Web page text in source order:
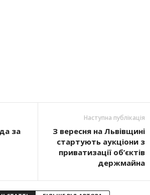
за
Наступна публікація
З вересня на Львівщині
стартують аукціони з
приватизації об’єктів
держмайна